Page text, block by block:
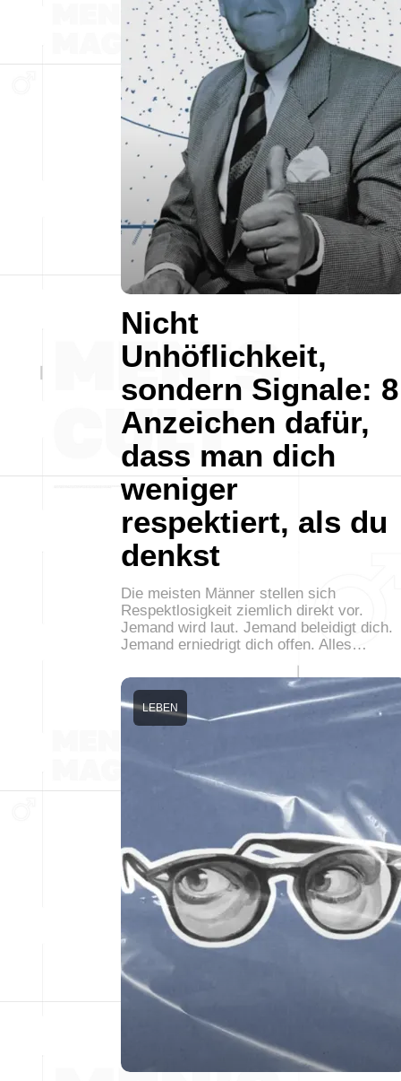
Nicht
Unhöflichkeit,
sondern Signale: 8
Anzeichen dafür,
dass man dich
weniger
respektiert, als du
denkst
Die meisten Männer stellen sich
Respektlosigkeit ziemlich direkt vor.
Jemand wird laut. Jemand beleidigt dich.
Jemand erniedrigt dich offen. Alles…
LEBEN